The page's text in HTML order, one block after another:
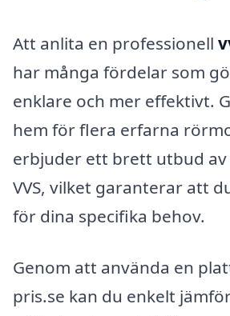
Att anlita en professionell
har många fördelar som
enklare och mer effektivt.
hem för flera erfarna
erbjuder ett brett utbud
VVS, vilket garanterar att
för dina specifika behov.
Genom att använda en
pris.se kan du enkelt